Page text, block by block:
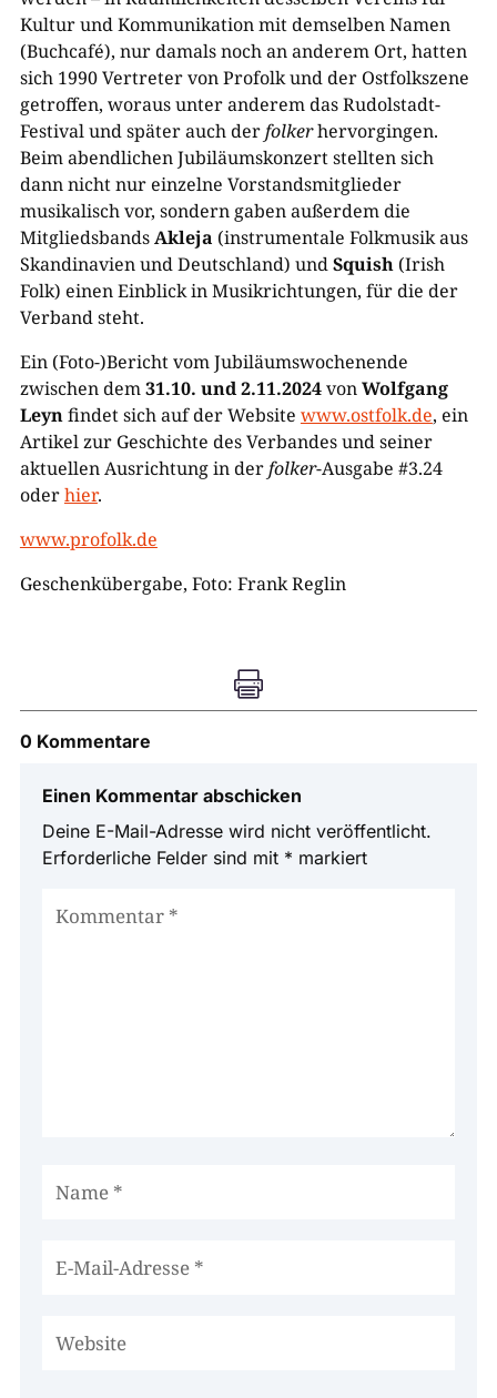
Kultur und Kommunikation mit demselben Namen
(Buchcafé), nur damals noch an anderem Ort, hatten
sich 1990 Vertreter von Profolk und der Ostfolkszene
getroffen, woraus unter anderem das Rudolstadt-
Festival und später auch derfolkerhervorgingen.
Beim abendlichen Jubiläumskonzert stellten sich
dann nicht nur einzelne Vorstandsmitglieder
musikalisch vor, sondern gaben außerdem die
MitgliedsbandsAkleja (instrumentale Folkmusik aus
Skandinavien und Deutschland) undSquish(Irish
Folk) einen Einblick in Musikrichtungen, für die der
Verband steht.
Ein (Foto-)Bericht vom Jubiläumswochenende
zwischen dem31.10. und 2.11.2024vonWolfgang
Leynfindet sich auf der Website www.ostfolk.de, ein
Artikel zur Geschichte des Verbandes und seiner
aktuellen Ausrichtung in derfolker-Ausgabe #3.24
oderhier.
www.profolk.de
Geschenkübergabe, Foto: Frank Reglin

0 Kommentare
Einen Kommentar abschicken
Deine E-Mail-Adresse wird nicht veröffentlicht.
Erforderliche Felder sind mit * markiert